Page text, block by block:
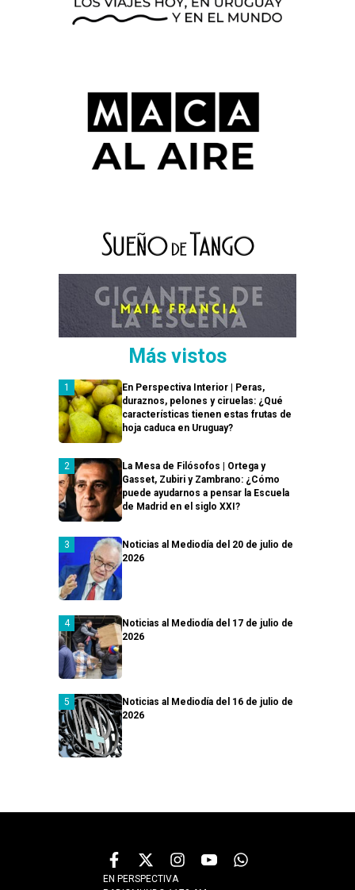
Más vistos
En Perspectiva Interior | Peras,
duraznos, pelones y ciruelas: ¿Qué
características tienen estas frutas de
hoja caduca en Uruguay?
La Mesa de Filósofos | Ortega y
Gasset, Zubiri y Zambrano: ¿Cómo
puede ayudarnos a pensar la Escuela
de Madrid en el siglo XXI?
Noticias al Mediodía del 20 de julio de
2026
Noticias al Mediodía del 17 de julio de
2026
Noticias al Mediodía del 16 de julio de
2026
EN PERSPECTIVA